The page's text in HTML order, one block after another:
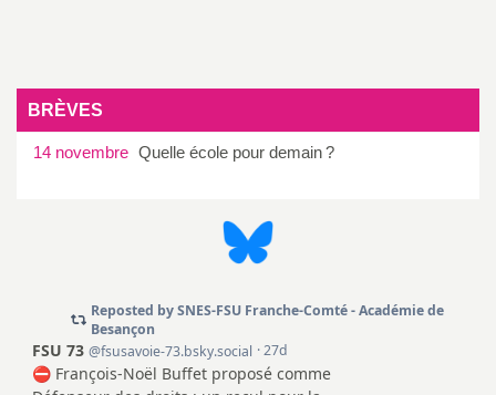
BRÈVES
14 novembre Quelle école pour demain?